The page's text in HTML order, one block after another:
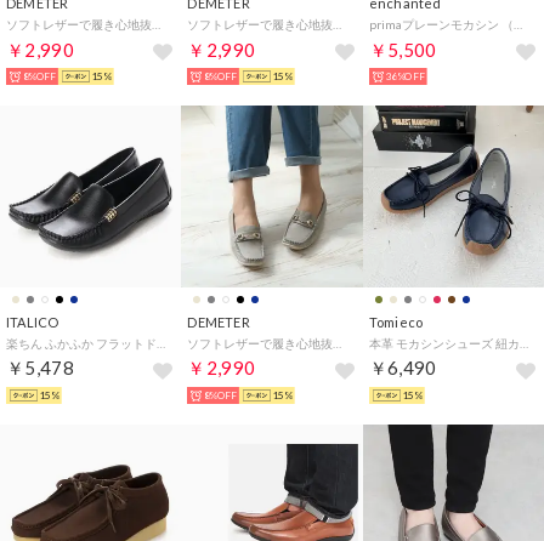
￥2,990
8%OFF 15%
￥2,990
8%OFF 15%
￥5,500
36%OFF
ITALICO
￥5,478
15%
DEMETER
￥2,990
8%OFF 15%
Tomieco
￥6,490
15%